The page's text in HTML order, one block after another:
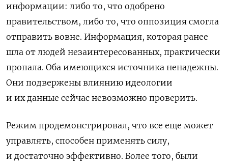
информации: либо то, что одобрено
правительством, либо то, что оппозиция смогла
отправить вовне. Информация, которая ранее
шла от людей незаинтересованных, практически
пропала. Оба имеющихся источника ненадежны.
Они подвержены влиянию идеологии
и их данные сейчас невозможно проверить.
Режим продемонстрировал, что все еще может
управлять, способен применять силу,
и достаточно эффективно. Более того, были